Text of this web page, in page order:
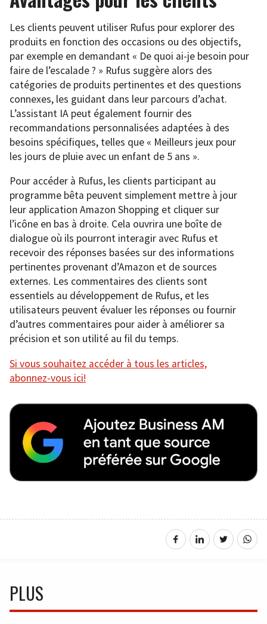
Les clients peuvent utiliser Rufus pour explorer des
produits en fonction des occasions ou des objectifs,
par exemple en demandant « De quoi ai-je besoin pour
faire de l’escalade ? » Rufus suggère alors des
catégories de produits pertinentes et des questions
connexes, les guidant dans leur parcours d’achat.
L’assistant IA peut également fournir des
recommandations personnalisées adaptées à des
besoins spécifiques, telles que « Meilleurs jeux pour
les jours de pluie avec un enfant de 5 ans ».
Pour accéder à Rufus, les clients participant au
programme bêta peuvent simplement mettre à jour
leur application Amazon Shopping et cliquer sur
l’icône en bas à droite. Cela ouvrira une boîte de
dialogue où ils pourront interagir avec Rufus et
recevoir des réponses basées sur des informations
pertinentes provenant d’Amazon et de sources
externes. Les commentaires des clients sont
essentiels au développement de Rufus, et les
utilisateurs peuvent évaluer les réponses ou fournir
d’autres commentaires pour aider à améliorer sa
précision et son utilité au fil du temps.
Si vous souhaitez accéder à tous les articles,
abonnez-vous ici!
PLUS